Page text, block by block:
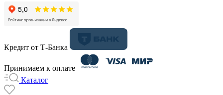
Кредит от Т-Банка
Принимаем к оплате
Каталог